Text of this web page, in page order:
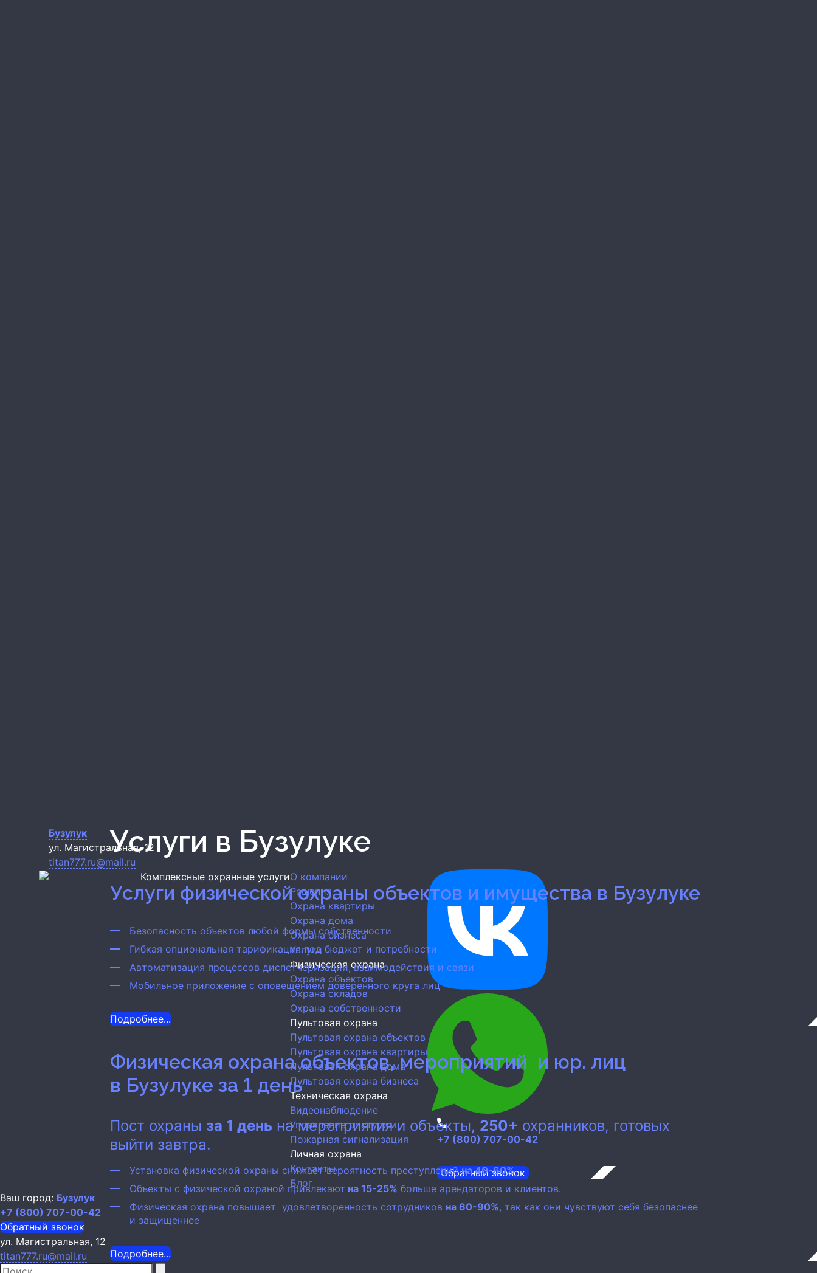
Бузулук
ул. Магистральная, 12
titan777.ru@mail.ru
Комплексные охранные услугиО компании
Решения
Охрана квартиры
Охрана дома
Охрана бизнеса
Услуги
Физическая охрана
Охрана объектов
Охрана складов
Охрана собственности
Пультовая охрана
Пультовая охрана объектов
Пультовая охрана квартиры
Пультовая охрана дома
Пультовая охрана бизнеса
Техническая охрана
Видеонаблюдение
Управление доступом
Пожарная сигнализация
Личная охрана
Контакты
Блог
+7 (800) 707-00-42
Обратный звонок
Ваш город: Бузулук
+7 (800) 707-00-42
Обратный звонок
ул. Магистральная, 12
titan777.ru@mail.ru
Услуги в Бузулуке
Услуги физической охраны объектов и имущества в Бузулуке
Безопасность объектов любой формы собственности
Гибкая опциональная тарификация под бюджет и потребности
Автоматизация процессов диспетчеризации, взаимодействия и связи
Мобильное приложение с оповещением доверенного круга лиц
Подробнее...
Физическая охрана объектов, мероприятий и юр. лиц
в Бузулуке за 1 день
Пост охраны за 1 день на мероприятия и объекты, 250+ охранников, готовых
выйти завтра.
Установка физической охраны снижает вероятность преступленийна 40-60%
Объекты с физической охраной привлекают на 15-25% больше арендаторов и клиентов.
Физическая охрана повышает удовлетворенность сотрудников на 60-90%, так как они чувствуют себя безопаснее
и защищеннее
Подробнее...